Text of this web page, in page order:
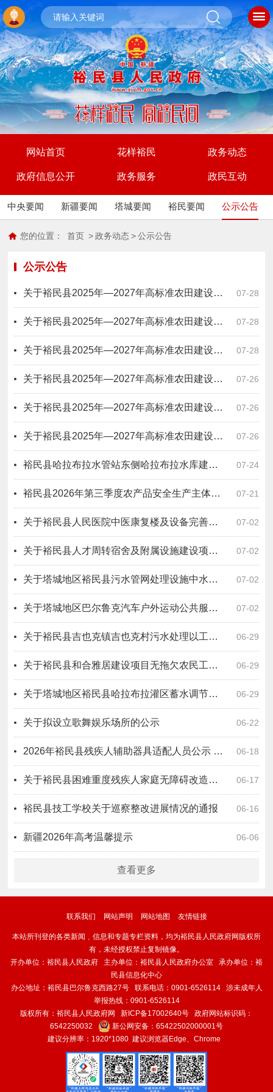
网站首页 花样裕民 政务动态
政府信息公开 政务服务 政民互动
中央要闻 新疆要闻 塔城要闻 裕民要闻 公示公告
您的位置： 首页 > 政务动态 > 公示公告
公示公告
07-28
关于裕民县2025年—2027年高标准农田建设项目四标段无拖欠农民工工资情况公示
07-28
关于裕民县2025年—2027年高标准农田建设项目六标段无拖欠农民工工资情况公示
07-28
关于裕民县2025年—2027年高标准农田建设项目二标段无拖欠农民工工资情况公示
07-26
关于裕民县2025年—2027年高标准农田建设项目一标段无拖欠农民工工资情况公示
07-26
关于裕民县2025年—2027年高标准农田建设项目十一标段无拖欠农民工工资情况公示
07-26
关于裕民县2025年—2027年高标准农田建设项目十标段无拖欠农民工工资情况公示
07-24
裕民县哈拉布拉水管站东侧哈拉布拉水库建设项目原指挥所办公房屋招租公告
07-21
裕民县2026年第三季度农产品安全生产主体风险分级动态管理公示
07-02
关于裕民县人民医院中医康复楼及设备完善提升购置项目一标段（设计－采购－施工）工程总承包无拖欠农民工工资情况公示
07-02
关于裕民县人才周转宿舍及附属设施建设项目 EPC(设计-采购-施工）总承包无拖欠农民工工资情况公示
07-02
关于塔城地区裕民县污水管网处理设施中水库建设项目二标段（设计－施工－运营）工程总承包无拖欠农民工工资情况公示
07-02
关于塔城地区巴尔鲁克汽车户外运动公共服务设施项目EPC工程总承包无拖欠农民工工资情况公示
06-29
关于裕民县吉也克镇吉也克村污水处理以工代赈项目无拖欠农民工工资情况公示
06-29
关于裕民县和合雅居建设项目无拖欠农民工工资情况公示
06-29
关于塔城地区裕民县哈拉布拉灌区蓄水调节池工程设计采购施工总承包无拖欠农民工工资情况公示
06-22
关于拟设立歌舞娱乐场所的公示
06-18
2026年裕民县残疾人辅助器具适配人员公示 （第二批）
06-17
关于裕民县困难重度残疾人家庭无障碍改造项目变更人员公示
06-16
裕民县技工学校关于巡察整改进展情况的通报
06-06
新疆2026年高考温馨提示
查看更多
联系我们 网站声明 网站地图 友情链接
本站所刊登的各类新闻﹑信息和专题专栏资料，均为裕民县人民政府网版权所
有，未经授权禁止复制镜像。
开办单位：裕民县人民政府 主办单位：裕民县人民政府办公室 承办单位：裕
民县信息化中心
办公地址：裕民县巴尔鲁克西路27号 联系电话：0901-6526114 涉未成年人
举报热线：0901-6526114
版权所有：裕民县人民政府网 新ICP备17002640号 政府网站标识码：
6542250032
新公网安备： 65422502000001号
建议分辨率：1920*1080 建议浏览器Edge、Chrome